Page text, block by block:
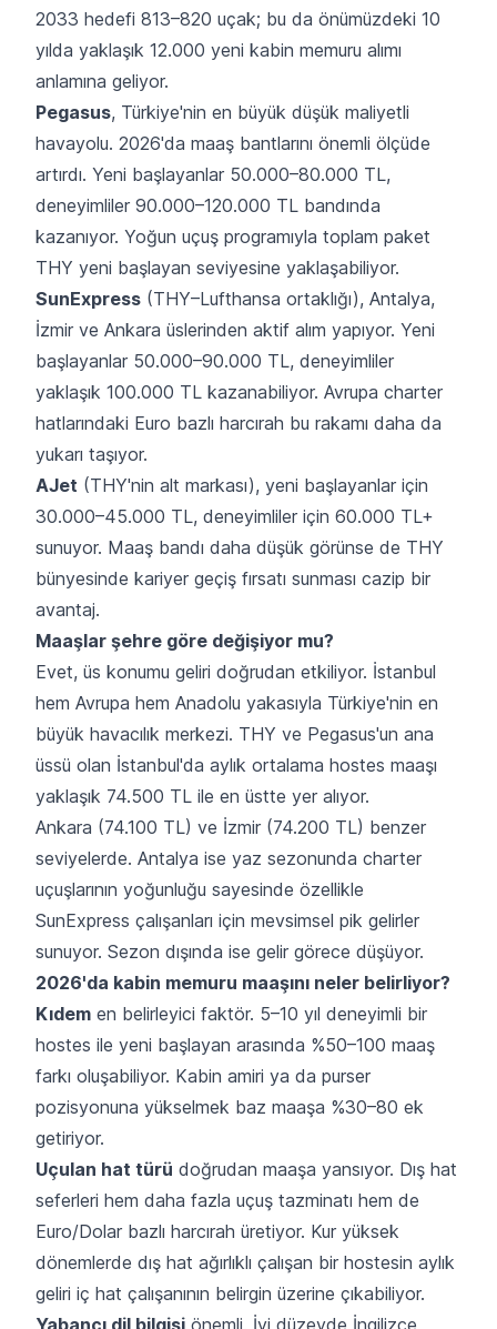
2033 hedefi 813–820 uçak; bu da önümüzdeki 10
yılda yaklaşık 12.000 yeni kabin memuru alımı
anlamına geliyor.
Pegasus, Türkiye'nin en büyük düşük maliyetli
havayolu. 2026'da maaş bantlarını önemli ölçüde
artırdı. Yeni başlayanlar 50.000–80.000 TL,
deneyimliler 90.000–120.000 TL bandında
kazanıyor. Yoğun uçuş programıyla toplam paket
THY yeni başlayan seviyesine yaklaşabiliyor.
SunExpress (THY–Lufthansa ortaklığı), Antalya,
İzmir ve Ankara üslerinden aktif alım yapıyor. Yeni
başlayanlar 50.000–90.000 TL, deneyimliler
yaklaşık 100.000 TL kazanabiliyor. Avrupa charter
hatlarındaki Euro bazlı harcırah bu rakamı daha da
yukarı taşıyor.
AJet (THY'nin alt markası), yeni başlayanlar için
30.000–45.000 TL, deneyimliler için 60.000 TL+
sunuyor. Maaş bandı daha düşük görünse de THY
bünyesinde kariyer geçiş fırsatı sunması cazip bir
avantaj.
Maaşlar şehre göre değişiyor mu?
Evet, üs konumu geliri doğrudan etkiliyor. İstanbul
hem Avrupa hem Anadolu yakasıyla Türkiye'nin en
büyük havacılık merkezi. THY ve Pegasus'un ana
üssü olan İstanbul'da aylık ortalama hostes maaşı
yaklaşık 74.500 TL ile en üstte yer alıyor.
Ankara (74.100 TL) ve İzmir (74.200 TL) benzer
seviyelerde. Antalya ise yaz sezonunda charter
uçuşlarının yoğunluğu sayesinde özellikle
SunExpress çalışanları için mevsimsel pik gelirler
sunuyor. Sezon dışında ise gelir görece düşüyor.
2026'da kabin memuru maaşını neler belirliyor?
Kıdem en belirleyici faktör. 5–10 yıl deneyimli bir
hostes ile yeni başlayan arasında %50–100 maaş
farkı oluşabiliyor. Kabin amiri ya da purser
pozisyonuna yükselmek baz maaşa %30–80 ek
getiriyor.
Uçulan hat türü doğrudan maaşa yansıyor. Dış hat
seferleri hem daha fazla uçuş tazminatı hem de
Euro/Dolar bazlı harcırah üretiyor. Kur yüksek
dönemlerde dış hat ağırlıklı çalışan bir hostesin aylık
geliri iç hat çalışanının belirgin üzerine çıkabiliyor.
Yabancı dil bilgisi önemli. İyi düzeyde İngilizce